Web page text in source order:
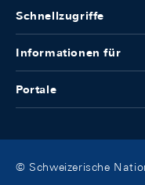
Schnellzugriffe
Informationen für
Portale
© Schweizerische